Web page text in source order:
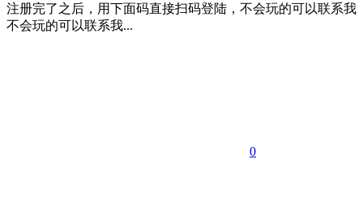
注册完了之后，用下面码直接扫码登陆，不会玩的可以联系我
不会玩的可以联系我...
0